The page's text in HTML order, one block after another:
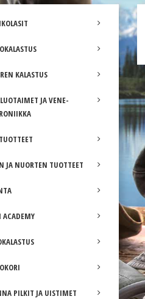
KALASTUS
JA VENE-
JA NUORTEN TUOTTEET
ACADEMY
PILKIT JA UISTIMET